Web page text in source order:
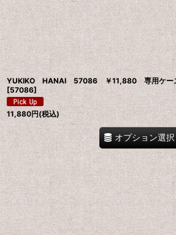
YUKIKO HANAI 57086 ￥11,880 専用ケー
[57086]
11,880円(税込)
オプション選択